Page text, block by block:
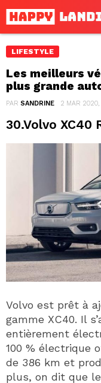
LIFESTYLE
Les meilleurs
plus grande
PAR SANDRINE 2 MAR 2020,
30.Volvo XC40
Volvo est prêt à
gamme XC40. Il
entièrement
100 % électrique
de 386 km et
plus, on dit que